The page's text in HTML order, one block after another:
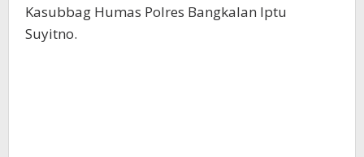
Kasubbag Humas Polres Bangkalan Iptu
Suyitno.